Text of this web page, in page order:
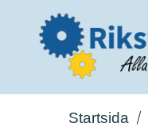
Startsida